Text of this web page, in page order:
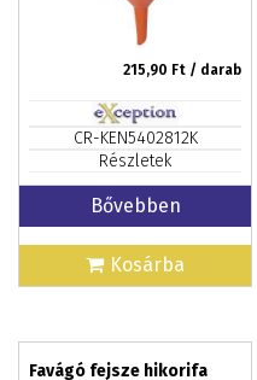
215,90 Ft / darab
CR-KEN5402812K
Részletek
Bővebben
Kosárba
Favágó fejsze hikorifa